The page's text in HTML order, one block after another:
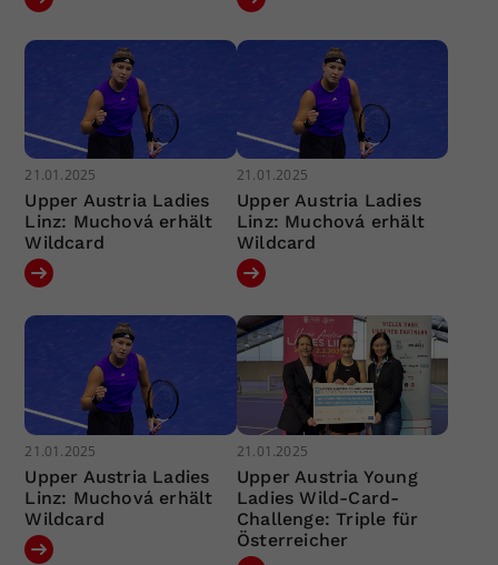
21.01.2025
Upper Austria Ladies
Linz: Muchová erhält
Wildcard
21.01.2025
Upper Austria Ladies
Linz: Muchová erhält
Wildcard
21.01.2025
Upper Austria Ladies
Linz: Muchová erhält
Wildcard
21.01.2025
Upper Austria Young
Ladies Wild-Card-
Challenge: Triple für
Österreicher